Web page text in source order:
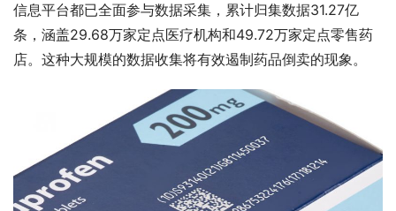
信息平台都已全面参与数据采集，累计归集数据31.27亿
条，涵盖29.68万家定点医疗机构和49.72万家定点零售药
店。这种大规模的数据收集将有效遏制药品倒卖的现象。